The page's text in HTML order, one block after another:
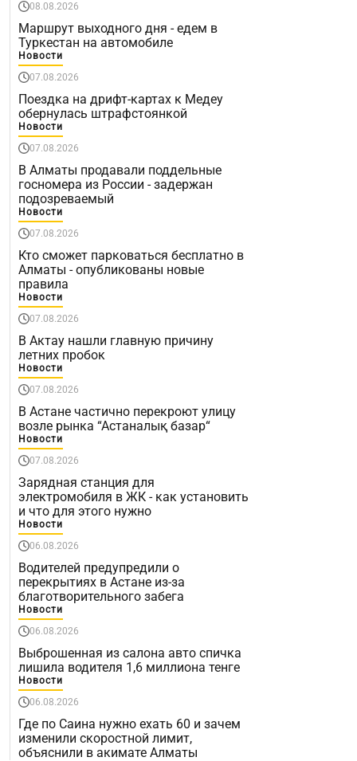
08.08.2026
Маршрут выходного дня - едем в
Туркестан на автомобиле
Новости
07.08.2026
Поездка на дрифт-картах к Медеу
обернулась штрафстоянкой
Новости
07.08.2026
В Алматы продавали поддельные
госномера из России - задержан
подозреваемый
Новости
07.08.2026
Кто сможет парковаться бесплатно в
Алматы - опубликованы новые
правила
Новости
07.08.2026
В Актау нашли главную причину
летних пробок
Новости
07.08.2026
В Астане частично перекроют улицу
возле рынка “Астаналық базар“
Новости
07.08.2026
Зарядная станция для
электромобиля в ЖК - как установить
и что для этого нужно
Новости
06.08.2026
Водителей предупредили о
перекрытиях в Астане из-за
благотворительного забега
Новости
06.08.2026
Выброшенная из салона авто спичка
лишила водителя 1,6 миллиона тенге
Новости
06.08.2026
Где по Саина нужно ехать 60 и зачем
изменили скоростной лимит,
объяснили в акимате Алматы